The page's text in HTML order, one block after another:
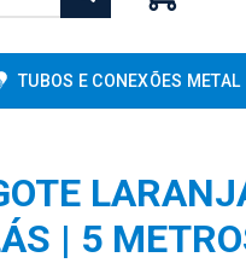
TUBOS E CONEXÕES METAL
| 5